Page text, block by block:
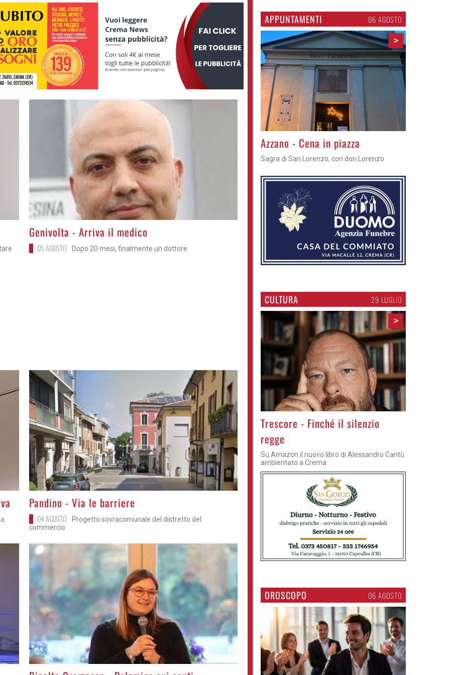
>
Genivolta - Arriva il medico
05 AGOSTO Dopo 20 mesi, finalmente un dottore
>
Pandino - Via le barriere
04 AGOSTO
Progetto sovracomunale del distretto del
commercio
>
APPUNTAMENTI 06 AGOSTO
>
Gli appuntamenti fino a sabato
Cosa fare questi giorni nel Cremasco
CULTURA 29 LUGLIO
>
Trescore - Finché il silenzio
regge
Su Amazon il nuovo libro di Alessandro Cantù
ambientato a Crema
OROSCOPO 06 AGOSTO